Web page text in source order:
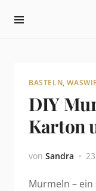
BASTELN,
DIY
Karton
von Sandra
Murmeln –